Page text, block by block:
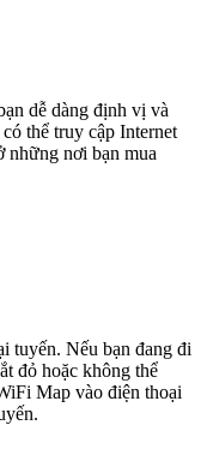
dễ dàng định vị và
thể truy cập Internet
những nơi bạn mua
tuyến. Nếu bạn đang đi
đỏ hoặc không thể
Map vào điện thoại